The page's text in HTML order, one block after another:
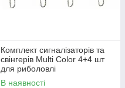
Комплект сигналізаторів та
свінгерів Multi Color 4+4 шт
для риболовлі
В наявності